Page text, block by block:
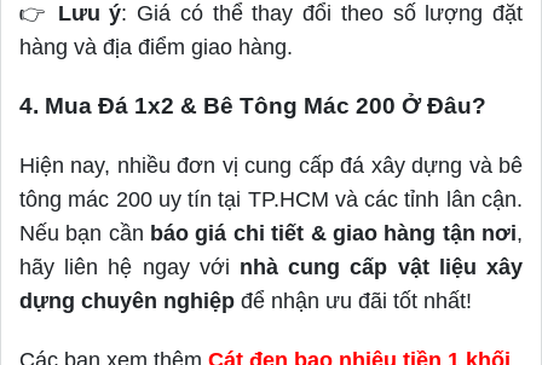
👉 Lưu ý: Giá có thể thay đổi theo số lượng đặt
hàng và địa điểm giao hàng.
4. Mua Đá 1x2 & Bê Tông Mác 200 Ở Đâu?
Hiện nay, nhiều đơn vị cung cấp đá xây dựng và bê
tông mác 200 uy tín tại TP.HCM và các tỉnh lân cận.
Nếu bạn cần báo giá chi tiết & giao hàng tận nơi,
hãy liên hệ ngay với nhà cung cấp vật liệu xây
dựng chuyên nghiệp để nhận ưu đãi tốt nhất!
Các bạn xem thêm Cát đen bao nhiêu tiền 1 khối